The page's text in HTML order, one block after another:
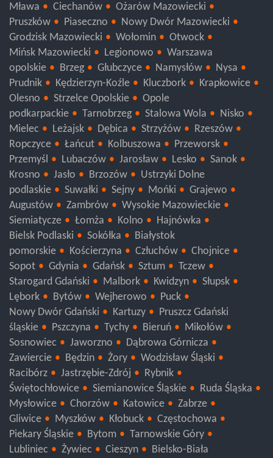
Mława
Ciechanów
Ożarów Mazowiecki
Pruszków
Piaseczno
Nowy Dwór Mazowiecki
Grodzisk Mazowiecki
Wołomin
Otwock
Mińsk Mazowiecki
Legionowo
Warszawa
opolskie
Brzeg Głubczyce Namysłów
Nysa
Prudnik
Kędzierzyn-Koźle Kluczbork
Krapkowice
Olesno
Strzelce Opolskie
Opole
podkarpackie
Tarnobrzeg Stalowa Wola
Nisko
Mielec
Leżajsk Dębica Strzyżów
Rzeszów
Ropczyce
Łańcut Kolbuszowa
Przeworsk
Przemyśl
Lubaczów Jarosław Lesko
Sanok
Krosno
Jasło Brzozów
Ustrzyki Dolne
podlaskie
Suwałki Sejny Mońki
Grajewo
Augustów
Zambrów
Wysokie Mazowieckie
Siemiatycze
Łomża Kolno
Hajnówka
Bielsk Podlaski
Sokółka
Białystok
pomorskie
Kościerzyna Człuchów
Chojnice
Sopot
Gdynia Gdańsk Sztum
Tczew
Starogard Gdański
Malbork Kwidzyn
Słupsk
Lębork
Bytów Wejherowo
Puck
Nowy Dwór Gdański
Kartuzy
Pruszcz Gdański
śląskie
Pszczyna Tychy Bieruń
Mikołów
Sosnowiec
Jaworzno
Dąbrowa Górnicza
Zawiercie
Będzin Żory
Wodzisław Śląski
Racibórz
Jastrzębie-Zdrój
Rybnik
Świętochłowice
Siemianowice Śląskie
Ruda Śląska
Mysłowice
Chorzów Katowice
Zabrze
Gliwice
Myszków Kłobuck
Częstochowa
Piekary Śląskie
Bytom
Tarnowskie Góry
Lubliniec
Żywiec Cieszyn
Bielsko-Biała